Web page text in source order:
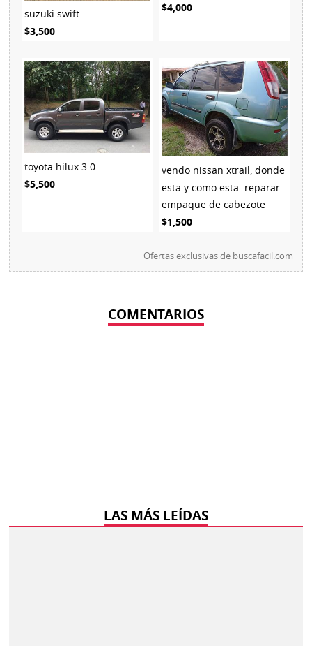
suzuki swift
$3,500
$4,000
toyota hilux 3.0
$5,500
vendo nissan xtrail, donde
esta y como esta. reparar
empaque de cabezote
$1,500
Ofertas exclusivas de buscafacil.com
COMENTARIOS
LAS MÁS LEÍDAS